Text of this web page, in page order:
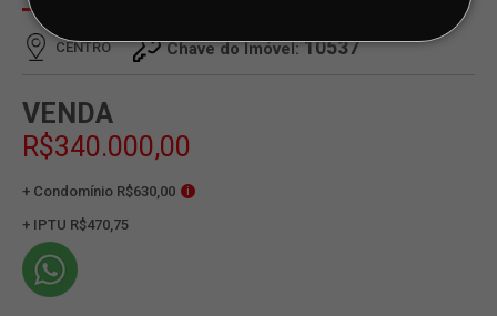
CENTRO Chave do Imóvel:10537
VENDA
R$340.000,00
+ Condomínio R$630,00 i
+ IPTU R$470,75